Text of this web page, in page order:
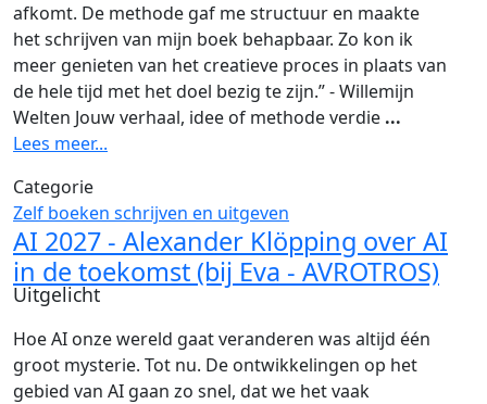
afkomt. De methode gaf me structuur en maakte
het schrijven van mijn boek behapbaar. Zo kon ik
meer genieten van het creatieve proces in plaats van
de hele tijd met het doel bezig te zijn.” - Willemijn
Welten Jouw verhaal, idee of methode verdie ...
Lees meer...
Categorie
Zelf boeken schrijven en uitgeven
AI 2027 - Alexander Klöpping over AI
in de toekomst (bij Eva - AVROTROS)
Uitgelicht
Hoe AI onze wereld gaat veranderen was altijd één
groot mysterie. Tot nu. De ontwikkelingen op het
gebied van AI gaan zo snel, dat we het vaak